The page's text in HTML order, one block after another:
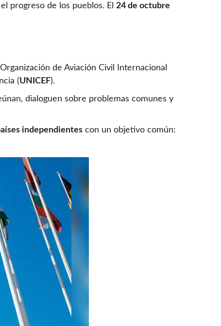
progreso de los pueblos. El 24 de octubre
de Aviación Civil Internacional
(UNICEF).
dialoguen sobre problemas comunes y
independientes con un objetivo común: